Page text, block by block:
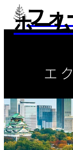
フォ
ホー
エ